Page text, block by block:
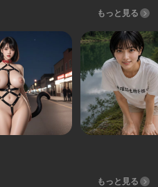
もっと見る
もっと見る